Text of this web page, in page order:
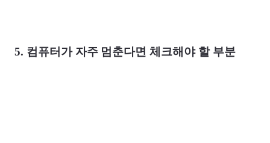
5. 컴퓨터가 자주 멈춘다면 체크해야 할 부분